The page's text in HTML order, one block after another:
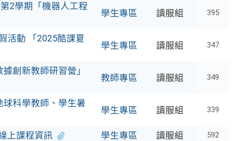
2學期「機器人工程
學生專區 讀服組 395
活動 「2025酷課夏
學生專區 讀服組 347
創新教師研習營」
教師專區 讀服組 349
科學教師、學生暑
學生專區 讀服組 339
上課程資訊 學生專區 讀服組 592